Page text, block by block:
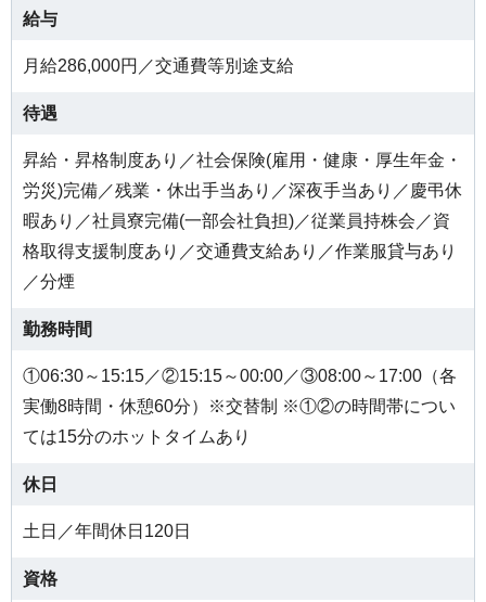
給与
月給286,000円／交通費等別途支給
待遇
昇給・昇格制度あり／社会保険(雇用・健康・厚生年金・
労災)完備／残業・休出手当あり／深夜手当あり／慶弔休
暇あり／社員寮完備(一部会社負担)／従業員持株会／資
格取得支援制度あり／交通費支給あり／作業服貸与あり
／分煙
勤務時間
①06:30～15:15／②15:15～00:00／③08:00～17:00（各
実働8時間・休憩60分）※交替制 ※①②の時間帯につい
ては15分のホットタイムあり
休日
土日／年間休日120日
資格